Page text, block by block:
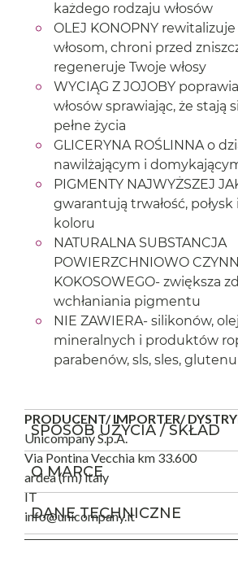
każdego rodzaju włosów
OLEJ KONOPNY
włosom, chroni przed
regeneruje Twoje włosy
WYCIĄG Z JOJOBY
włosów sprawiając, że stają
pełne życia
GLICERYNA ROŚLINNA o
nawilżającym i
PIGMENTY NAJWYŻSZEJ
gwarantują trwałość,
koloru
NATURALNA SUBSTANCJA
POWIERZCHNIOWO
KOKOSOWEGO- zwiększa
wchłaniania pigmentu
NIE ZAWIERA- silikonów,
mineralnych i produktów
parabenów, sls, sles, glutenu
PRODUCENT/ IMPORTER/
Unicompany S.p.A.
Via Pontina Vecchia km 33.600
ardea (rm) italy
IT
info@unicompany.it
SPOSÓB UŻYCIA / SKŁAD
O MARCE
DANE TECHNICZNE